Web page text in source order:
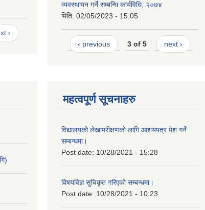
›
व्यवस्थापन गर्ने सम्बन्धि कार्यविधि, २०७४
मिति: 02/05/2023 - 15:05
‹ previous 3 of 5 next ›
महत्वपूर्ण सूचनाहरु
विद्यालयको लेखापरीक्षणको लागि आशयपत्र पेश गर्ने
सम्बन्धमा।
Post date: 10/28/2021 - 15:28
विषयविज्ञ सुचिकृत गरिएको सम्बन्धमा।
Post date: 10/28/2021 - 10:23